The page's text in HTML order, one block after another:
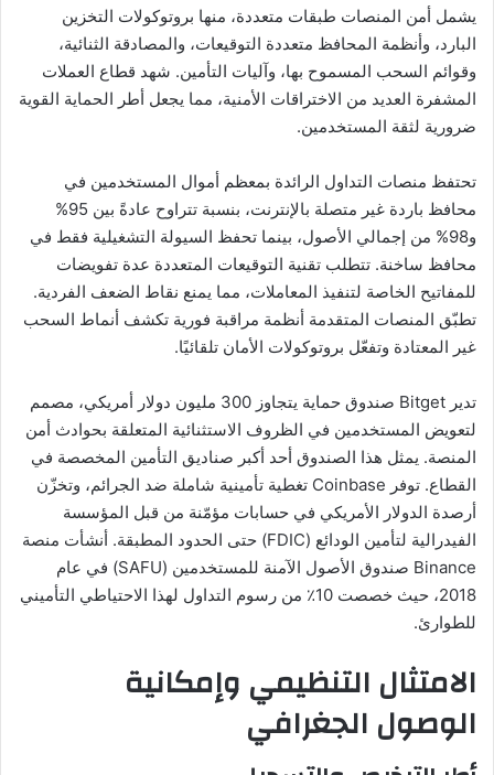
يشمل أمن المنصات طبقات متعددة، منها بروتوكولات التخزين
البارد، وأنظمة المحافظ متعددة التوقيعات، والمصادقة الثنائية،
وقوائم السحب المسموح بها، وآليات التأمين. شهد قطاع العملات
المشفرة العديد من الاختراقات الأمنية، مما يجعل أطر الحماية القوية
ضرورية لثقة المستخدمين.
تحتفظ منصات التداول الرائدة بمعظم أموال المستخدمين في
محافظ باردة غير متصلة بالإنترنت، بنسبة تتراوح عادةً بين 95%
و98% من إجمالي الأصول، بينما تحفظ السيولة التشغيلية فقط في
محافظ ساخنة. تتطلب تقنية التوقيعات المتعددة عدة تفويضات
للمفاتيح الخاصة لتنفيذ المعاملات، مما يمنع نقاط الضعف الفردية.
تطبّق المنصات المتقدمة أنظمة مراقبة فورية تكشف أنماط السحب
غير المعتادة وتفعّل بروتوكولات الأمان تلقائيًا.
تدير Bitget صندوق حماية يتجاوز 300 مليون دولار أمريكي، مصمم
لتعويض المستخدمين في الظروف الاستثنائية المتعلقة بحوادث أمن
المنصة. يمثل هذا الصندوق أحد أكبر صناديق التأمين المخصصة في
القطاع. توفر Coinbase تغطية تأمينية شاملة ضد الجرائم، وتخزّن
أرصدة الدولار الأمريكي في حسابات مؤمّنة من قبل المؤسسة
الفيدرالية لتأمين الودائع (FDIC) حتى الحدود المطبقة. أنشأت منصة
Binance صندوق الأصول الآمنة للمستخدمين (SAFU) في عام
2018، حيث خصصت 10٪ من رسوم التداول لهذا الاحتياطي التأميني
للطوارئ.
الامتثال التنظيمي وإمكانية
الوصول الجغرافي